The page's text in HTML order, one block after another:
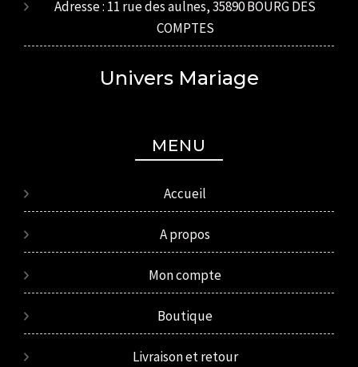
Adresse : 11 rue des aulnes, 35890 BOURG DES
COMPTES
Univers Mariage
MENU
Accueil
A propos
Mon compte
Boutique
Livraison et retour